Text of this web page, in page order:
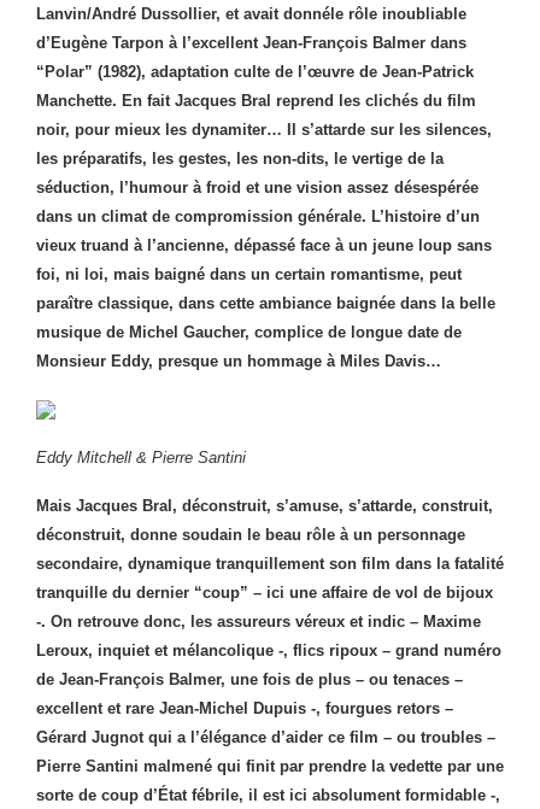
Lanvin/André Dussollier, et avait donnéle rôle inoubliable
d’Eugène Tarpon à l’excellent Jean-François Balmer dans
“Polar” (1982), adaptation culte de l’œuvre de Jean-Patrick
Manchette. En fait Jacques Bral reprend les clichés du film
noir, pour mieux les dynamiter… Il s’attarde sur les silences,
les préparatifs, les gestes, les non-dits, le vertige de la
séduction, l’humour à froid et une vision assez désespérée
dans un climat de compromission générale. L’histoire d’un
vieux truand à l’ancienne, dépassé face à un jeune loup sans
foi, ni loi, mais baigné dans un certain romantisme, peut
paraître classique, dans cette ambiance baignée dans la belle
musique de Michel Gaucher, complice de longue date de
Monsieur Eddy, presque un hommage à Miles Davis…
Eddy Mitchell & Pierre Santini
Mais Jacques Bral, déconstruit, s’amuse, s’attarde, construit,
déconstruit, donne soudain le beau rôle à un personnage
secondaire, dynamique tranquillement son film dans la fatalité
tranquille du dernier “coup” – ici une affaire de vol de bijoux
-. On retrouve donc, les assureurs véreux et indic – Maxime
Leroux, inquiet et mélancolique -, flics ripoux – grand numéro
de Jean-François Balmer, une fois de plus – ou tenaces –
excellent et rare Jean-Michel Dupuis -, fourgues retors –
Gérard Jugnot qui a l’élégance d’aider ce film – ou troubles –
Pierre Santini malmené qui finit par prendre la vedette par une
sorte de coup d’État fébrile, il est ici absolument formidable -,